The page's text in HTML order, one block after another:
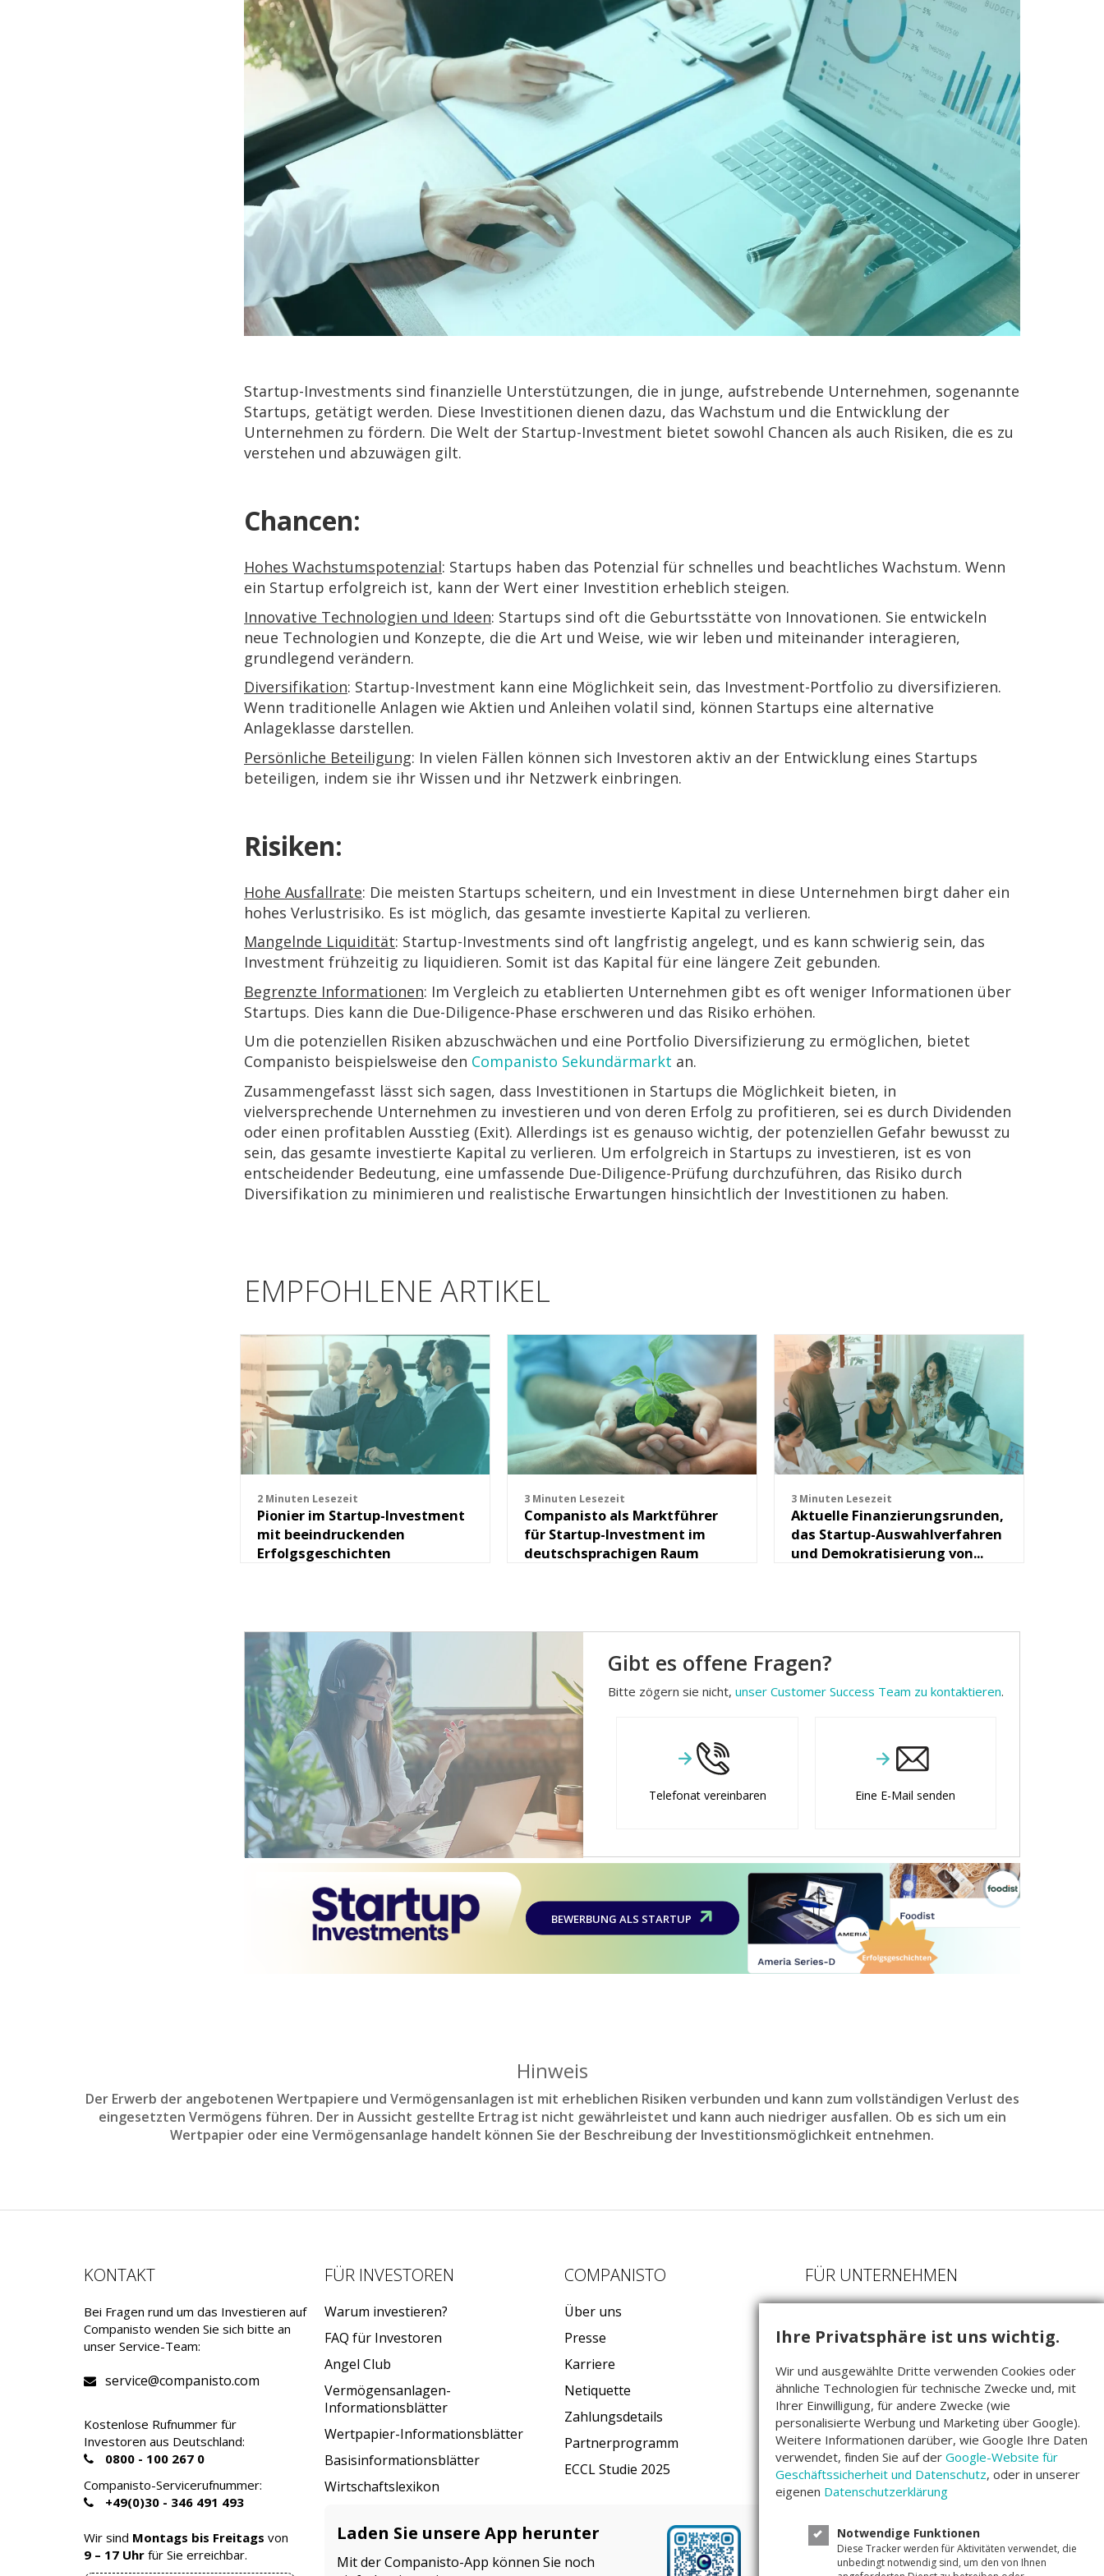
Startup-Investments sind finanzielle Unterstützungen, die in junge, aufstrebende Unternehmen, sogenannte
Startups, getätigt werden. Diese Investitionen dienen dazu, das Wachstum und die Entwicklung der
Unternehmen zu fördern. Die Welt der Startup-Investment bietet sowohl Chancen als auch Risiken, die es zu
verstehen und abzuwägen gilt.
Chancen:
Hohes Wachstumspotenzial: Startups haben das Potenzial für schnelles und beachtliches Wachstum. Wenn
ein Startup erfolgreich ist, kann der Wert einer Investition erheblich steigen.
Innovative Technologien und Ideen: Startups sind oft die Geburtsstätte von Innovationen. Sie entwickeln
neue Technologien und Konzepte, die die Art und Weise, wie wir leben und miteinander interagieren,
grundlegend verändern.
Diversifikation: Startup-Investment kann eine Möglichkeit sein, das Investment-Portfolio zu diversifizieren.
Wenn traditionelle Anlagen wie Aktien und Anleihen volatil sind, können Startups eine alternative
Anlageklasse darstellen.
Persönliche Beteiligung: In vielen Fällen können sich Investoren aktiv an der Entwicklung eines Startups
beteiligen, indem sie ihr Wissen und ihr Netzwerk einbringen.
Risiken:
Hohe Ausfallrate: Die meisten Startups scheitern, und ein Investment in diese Unternehmen birgt daher ein
hohes Verlustrisiko. Es ist möglich, das gesamte investierte Kapital zu verlieren.
Mangelnde Liquidität: Startup-Investments sind oft langfristig angelegt, und es kann schwierig sein, das
Investment frühzeitig zu liquidieren. Somit ist das Kapital für eine längere Zeit gebunden.
Begrenzte Informationen: Im Vergleich zu etablierten Unternehmen gibt es oft weniger Informationen über
Startups. Dies kann die Due-Diligence-Phase erschweren und das Risiko erhöhen.
Um die potenziellen Risiken abzuschwächen und eine Portfolio Diversifizierung zu ermöglichen, bietet
Companisto beispielsweise den Companisto Sekundärmarkt an.
Zusammengefasst lässt sich sagen, dass Investitionen in Startups die Möglichkeit bieten, in
vielversprechende Unternehmen zu investieren und von deren Erfolg zu profitieren, sei es durch Dividenden
oder einen profitablen Ausstieg (Exit). Allerdings ist es genauso wichtig, der potenziellen Gefahr bewusst zu
sein, das gesamte investierte Kapital zu verlieren. Um erfolgreich in Startups zu investieren, ist es von
entscheidender Bedeutung, eine umfassende Due-Diligence-Prüfung durchzuführen, das Risiko durch
Diversifikation zu minimieren und realistische Erwartungen hinsichtlich der Investitionen zu haben.
EMPFOHLENE ARTIKEL
2 Minuten Lesezeit
Pionier im Startup-Investment
mit beeindruckenden
Erfolgsgeschichten
3 Minuten Lesezeit
Companisto als Marktführer
für Startup-Investment im
deutschsprachigen Raum
3 Minuten Lesezeit
Aktuelle Finanzierungsrunden,
das Startup-Auswahlverfahren
und Demokratisierung von...
Gibt es offene Fragen?
Bitte zögern sie nicht,unser Customer Success Team zu kontaktieren.
Telefonat vereinbaren Eine E-Mail senden
BEWERBUNG ALS STARTUP
Hinweis
Der Erwerb der angebotenen Wertpapiere und Vermögensanlagen ist mit erheblichen Risiken verbunden und kann zum vollständigen Verlust des
eingesetzten Vermögens führen. Der in Aussicht gestellte Ertrag ist nicht gewährleistet und kann auch niedriger ausfallen. Ob es sich um ein
Wertpapier oder eine Vermögensanlage handelt können Sie der Beschreibung der Investitionsmöglichkeit entnehmen.
KONTAKT
Bei Fragen rund um das Investieren auf
Companisto wenden Sie sich bitte an
unser Service-Team:
service@companisto.com
Kostenlose Rufnummer für
Investoren aus Deutschland:
0800 - 100 267 0
Companisto-Servicerufnummer:
+49(0)30 - 346 491 493
Wir sind Montags bis Freitags von
9 – 17 Uhr für Sie erreichbar.
FÜR INVESTOREN
Warum investieren?
FAQ für Investoren
Angel Club
Vermögensanlagen-
Informationsblätter
Wertpapier-Informationsblätter
Basisinformationsblätter
Wirtschaftslexikon
COMPANISTO
Über uns
Presse
Karriere
Netiquette
Zahlungsdetails
Partnerprogramm
ECCL Studie 2025
Laden Sie unsere App herunter
Mit der Companisto-App können Sie noch
FÜR UNTERNEHMEN
Beteiligungsmodell
FAQ für Startups
Companisto GmbH
Köpenicker Str. 154
10997 Berlin
Unser Bewertungsscore4,4/5
Ihre Privatsphäre ist uns wichtig.
Wir und ausgewählte Dritte verwenden Cookies oder
ähnliche Technologien für technische Zwecke und, mit
Ihrer Einwilligung, für andere Zwecke (wie
personalisierte Werbung und Marketing über Google).
Weitere Informationen darüber, wie Google Ihre Daten
verwendet, finden Sie auf der Google-Website für
Geschäftssicherheit und Datenschutz, oder in unserer
eigenen Datenschutzerklärung
Notwendige Funktionen
Diese Tracker werden für Aktivitäten verwendet, die
unbedingt notwendig sind, um den von Ihnen